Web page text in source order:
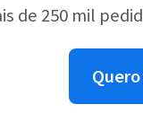
de 250 mil